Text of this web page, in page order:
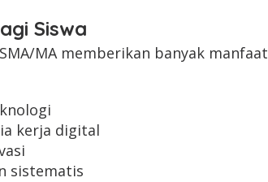
Siswa
MA memberikan banyak manfaat
kerja digital
sistematis